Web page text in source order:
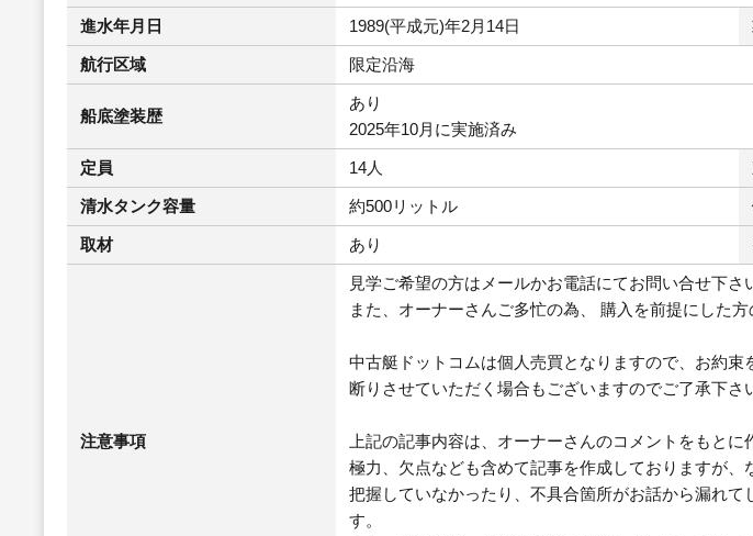
進水年月日 1989(平成元)年2月14日
航行区域 限定沿海
船底塗装歴
あり
2025年10月に実施済み
定員 14人
清水タンク容量 約500リットル
取材 あり
注意事項
見学ご希望の方はメールかお電話にてお問い合せ下さ
また、オーナーさんご多忙の為、 購入を前提にした方
中古艇ドットコムは個人売買となりますので、お約
断りさせていただく場合もございますのでご了承下さ
上記の記事内容は、オーナーさんのコメントをもとに
極力、欠点なども含めて記事を作成しておりますが
把握していなかったり、不具合箇所がお話から漏れ
す。